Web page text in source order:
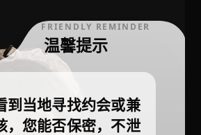
FRIENDLY REMINDER
温馨提示
到当地寻找约会或兼
，您能否保密，不泄